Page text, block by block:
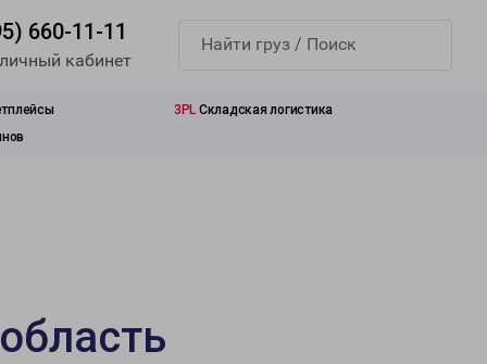
660-11-11
кабинет
3PL Складская логистика